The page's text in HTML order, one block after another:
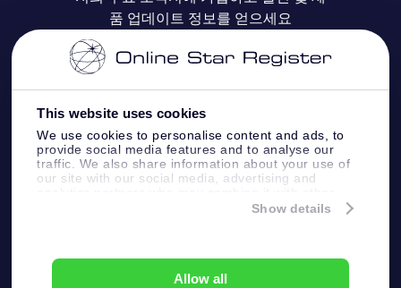
This website uses cookies
We use cookies to personalise content and ads, to
provide social media features and to analyse our
traffic. We also share information about your use of
our site with our social media, advertising and
information that you’ve provided to them or that
Show details
Allow all
OSR 상품권
기업 선물
맞춤 별 페이지
One Million Stars
Fly me to the stars VR 앱
결제 정보
배송 정보
환불 정책
별자리
품 업데이트 정보를 얻으세요
고객 서비스:help@osr.org